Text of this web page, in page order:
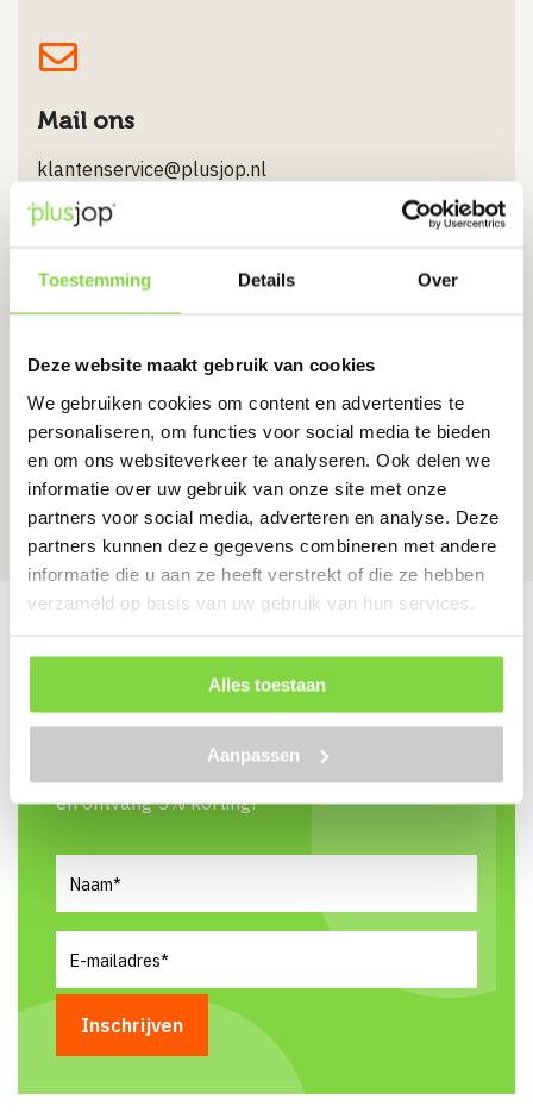
Toestemming Details Over
Deze website maakt gebruik van cookies
We gebruiken cookies om content en advertenties te
personaliseren, om functies voor social media te bieden
en om ons websiteverkeer te analyseren. Ook delen we
informatie over uw gebruik van onze site met onze
partners voor social media, adverteren en analyse. Deze
partners kunnen deze gegevens combineren met andere
informatie die u aan ze heeft verstrekt of die ze hebben
verzameld op basis van uw gebruik van hun services.
Alles toestaan
Aanpassen
Mail ons
klantenservice@plusjop.nl
Verstuur e-mail
Kom eens langs!
De Star 25, 1601 MH, Enkhuizen
Routebeschrijving
Meld je aan voor
onze nieuwsbrief
en ontvang 5% korting!
mailadres(Vereist)